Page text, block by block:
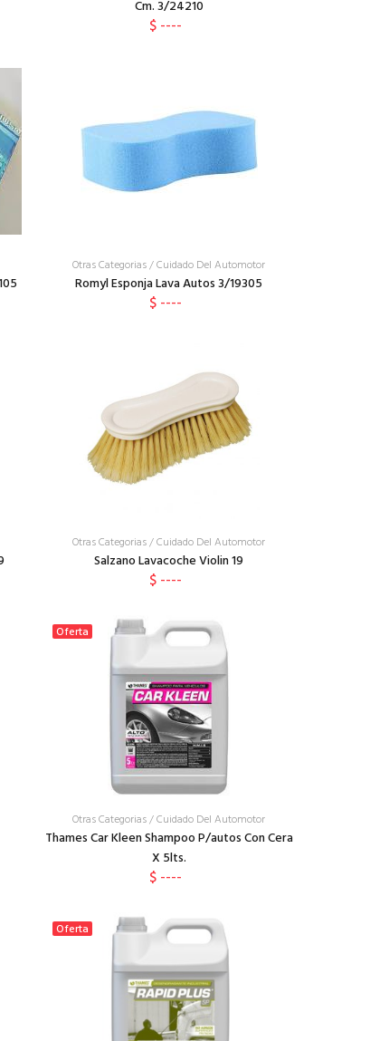
Cm. 3/24210
$ ----
Otras Categorias/Cuidado Del Automotor
Romyl Esponja Lava Autos 3/19305
$ ----
Otras Categorias/Cuidado Del Automotor
Salzano Lavacoche Violin 19
$ ----
Oferta
Otras Categorias/Cuidado Del Automotor
Thames Car Kleen Shampoo P/autos Con Cera
X 5lts.
$ ----
Oferta